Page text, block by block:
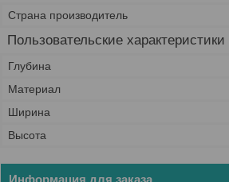
Страна производитель
Пользовательские характеристики
Глубина
Материал
Ширина
Высота
Информация для заказа